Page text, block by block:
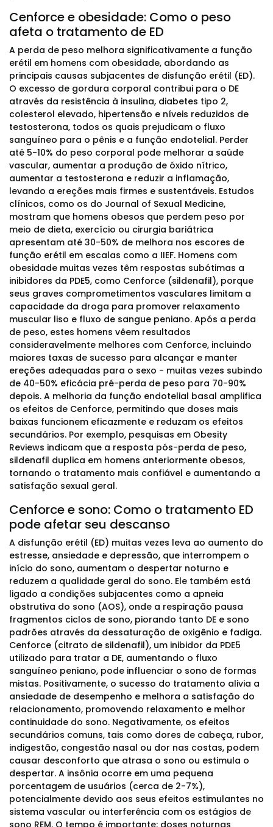
Cenforce e obesidade: Como o peso
afeta o tratamento de ED
A perda de peso melhora significativamente a função
erétil em homens com obesidade, abordando as
principais causas subjacentes de disfunção erétil (ED).
O excesso de gordura corporal contribui para o DE
através da resistência à insulina, diabetes tipo 2,
colesterol elevado, hipertensão e níveis reduzidos de
testosterona, todos os quais prejudicam o fluxo
sanguíneo para o pênis e a função endotelial. Perder
até 5-10% do peso corporal pode melhorar a saúde
vascular, aumentar a produção de óxido nítrico,
aumentar a testosterona e reduzir a inflamação,
levando a ereções mais firmes e sustentáveis. Estudos
clínicos, como os do Journal of Sexual Medicine,
mostram que homens obesos que perdem peso por
meio de dieta, exercício ou cirurgia bariátrica
apresentam até 30-50% de melhora nos escores de
função erétil em escalas como a IIEF. Homens com
obesidade muitas vezes têm respostas subótimas a
inibidores da PDE5, como Cenforce (sildenafil), porque
seus graves comprometimentos vasculares limitam a
capacidade da droga para promover relaxamento
muscular liso e fluxo de sangue peniano. Após a perda
de peso, estes homens vêem resultados
consideravelmente melhores com Cenforce, incluindo
maiores taxas de sucesso para alcançar e manter
ereções adequadas para o sexo - muitas vezes subindo
de 40-50% eficácia pré-perda de peso para 70-90%
depois. A melhoria da função endotelial basal amplifica
os efeitos de Cenforce, permitindo que doses mais
baixas funcionem eficazmente e reduzam os efeitos
secundários. Por exemplo, pesquisas em Obesity
Reviews indicam que a resposta pós-perda de peso,
sildenafil duplica em homens anteriormente obesos,
tornando o tratamento mais confiável e aumentando a
satisfação sexual geral.
Cenforce e sono: Como o tratamento ED
pode afetar seu descanso
A disfunção erétil (ED) muitas vezes leva ao aumento do
estresse, ansiedade e depressão, que interrompem o
início do sono, aumentam o despertar noturno e
reduzem a qualidade geral do sono. Ele também está
ligado a condições subjacentes como a apneia
obstrutiva do sono (AOS), onde a respiração pausa
fragmentos ciclos de sono, piorando tanto DE e sono
padrões através da dessaturação de oxigênio e fadiga.
Cenforce (citrato de sildenafil), um inibidor da PDE5
utilizado para tratar a DE, aumentando o fluxo
sanguíneo peniano, pode influenciar o sono de formas
mistas. Positivamente, o sucesso do tratamento alivia a
ansiedade de desempenho e melhora a satisfação do
relacionamento, promovendo relaxamento e melhor
continuidade do sono. Negativamente, os efeitos
secundários comuns, tais como dores de cabeça, rubor,
indigestão, congestão nasal ou dor nas costas, podem
causar desconforto que atrasa o sono ou estimula o
despertar. A insônia ocorre em uma pequena
porcentagem de usuários (cerca de 2-7%),
potencialmente devido aos seus efeitos estimulantes no
sistema vascular ou interferência com os estágios de
sono REM. O tempo é importante: doses noturnas